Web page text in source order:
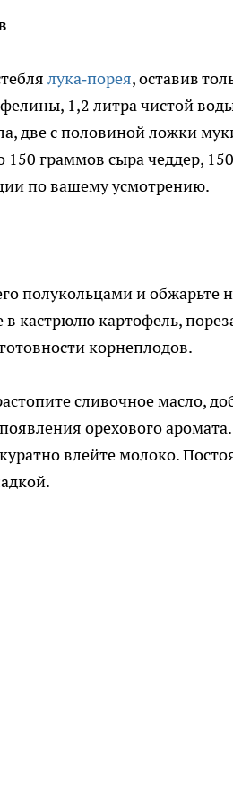
лука‑порея, оставив
1,2 литра чистой
две с половиной ложки
граммов сыра чеддер,
по вашему усмотрению.
полукольцами и обжарьте
в кастрюлю картофель,
корнеплодов.
сливочное масло,
орехового
влейте молоко.